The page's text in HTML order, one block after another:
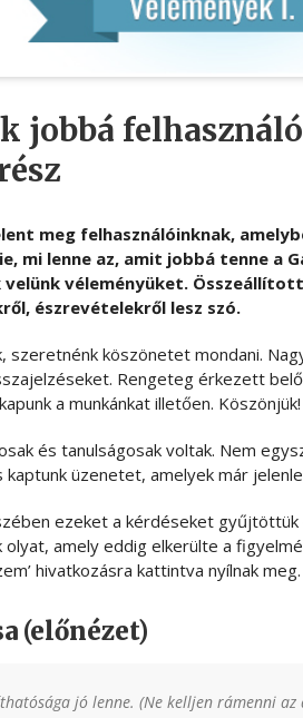
jobbá
meg felhasználóinknak,
mi lenne az, amit jobbá tenne a
véleményüket.
észrevételekről lesz szó.
szeretnénk köszönetet mondani.
Rengeteg érkezett
a munkánkat illetően. Köszönjük!
és tanulságosak voltak. Nem
kaptunk üzenetet, amelyek már
ezeket a kérdéseket
olyat, amely eddig elkerülte a
hivatkozásra kattintva nyílnak meg.
(előnézet)
jó lenne. (Ne kelljen rámenni